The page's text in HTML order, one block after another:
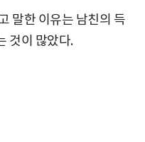
말한 이유는 남친의 득
것이 많았다.